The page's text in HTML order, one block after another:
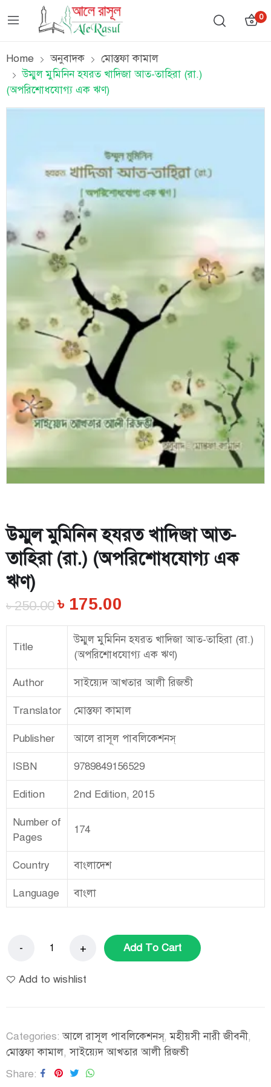
0
Home অনুবাদক
মোস্তফা কামাল
উম্মুল মুমিনিন হযরত খাদিজা আত-তাহিরা (রা.)
(অপরিশোধযোগ্য এক ঋণ)
উম্মুল মুমিনিন হযরত খাদিজা আত-
তাহিরা (রা.) (অপরিশোধযোগ্য এক
ঋণ)
৳250.00 ৳ 175.00
Title
উম্মুল মুমিনিন হযরত খাদিজা আত-তাহিরা (রা.)
(অপরিশোধযোগ্য এক ঋণ)
Author সাইয়্যেদ আখতার আলী রিজভী
Translator মোস্তফা কামাল
Publisher আলে রাসূল পাবলিকেশনস্
ISBN 9789849156529
Edition 2nd Edition, 2015
Number of
Pages
174
Country বাংলাদেশ
Language বাংলা
Add To Cart
Add to wishlist
Categories:আলে রাসূল পাবলিকেশনস্,মহীয়সী নারী জীবনী,
মোস্তফা কামাল,সাইয়্যেদ আখতার আলী রিজভী
Share